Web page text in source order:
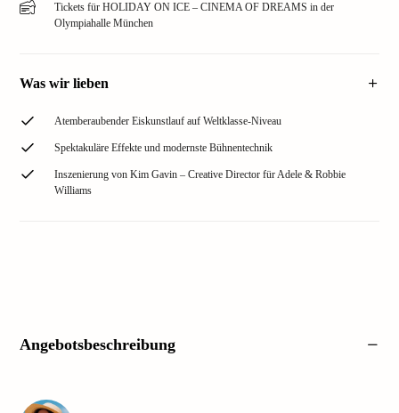
Tickets für HOLIDAY ON ICE – CINEMA OF DREAMS in der
Olympiahalle München
Was wir lieben
Atemberaubender Eiskunstlauf auf Weltklasse-Niveau
Spektakuläre Effekte und modernste Bühnentechnik
Inszenierung von Kim Gavin – Creative Director für Adele & Robbie
Williams
Angebotsbeschreibung